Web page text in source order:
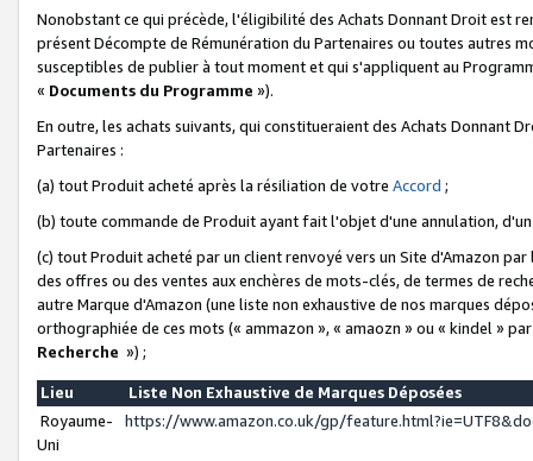
Nonobstant ce qui précède, l'éligibilité des Achats Donnant Droit est
présent Décompte de Rémunération du Partenaires ou toutes autres
susceptibles de publier à tout moment et qui s'appliquent au
« Documents du Programme »).
En outre, les achats suivants, qui constitueraient des Achats Donnant
Partenaires :
(a) tout Produit acheté après la résiliation de votre Accord ;
(b) toute commande de Produit ayant fait l'objet d'une annulation,
(c) tout Produit acheté par un client renvoyé vers un Site d'Amazon
des offres ou des ventes aux enchères de mots-clés, de termes de
autre Marque d'Amazon (une liste non exhaustive de nos marques
orthographiée de ces mots (« ammazon », « amaozn » ou « kindel »
Recherche ») ;
Lieu
Liste Non Exhaustive de Marques Déposées
Royaume-
Uni
https://www.amazon.co.uk/gp/